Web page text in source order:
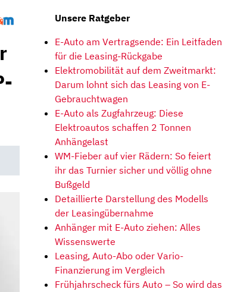
Unsere Ratgeber
E-Auto am Vertragsende: Ein Leitfaden
für die Leasing-Rückgabe
Elektromobilität auf dem Zweitmarkt:
Darum lohnt sich das Leasing von E-
Gebrauchtwagen
E-Auto als Zugfahrzeug: Diese
Elektroautos schaffen 2 Tonnen
Anhängelast
WM-Fieber auf vier Rädern: So feiert
ihr das Turnier sicher und völlig ohne
Bußgeld
Detaillierte Darstellung des Modells
der Leasingübernahme
Anhänger mit E-Auto ziehen: Alles
Wissenswerte
Leasing, Auto-Abo oder Vario-
Finanzierung im Vergleich
Frühjahrscheck fürs Auto – So wird das